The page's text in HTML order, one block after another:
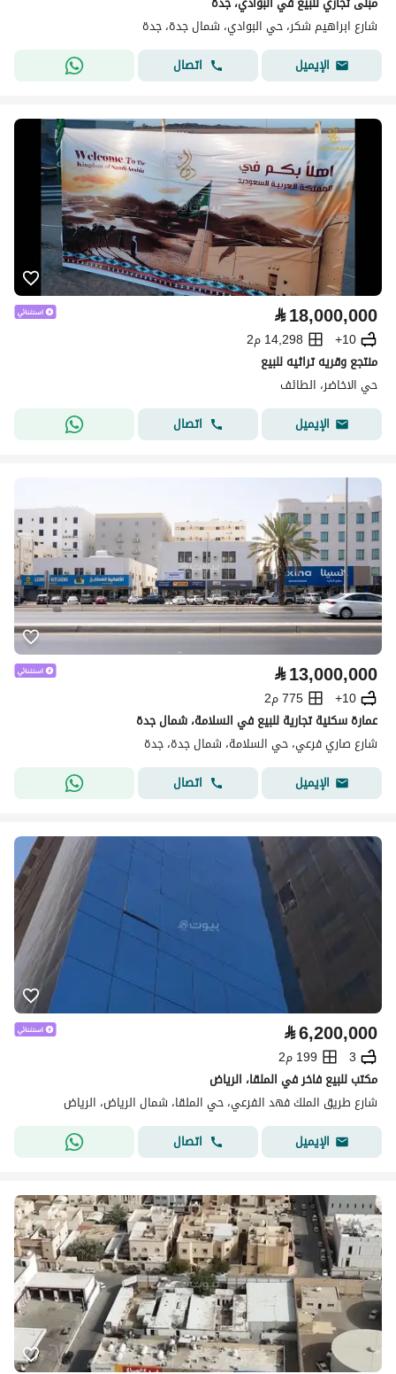
شارع ابراهيم شكر، حي البوادي، شمال جدة، جدة
الإيميل
اتصال
⃁18,000,000
10+
14,298 م2
منتجع وقريه تراثيه للبيع
حي الاخاضر، الطائف
الإيميل
اتصال
⃁13,000,000
10+
775 م2
عمارة سكنية تجارية للبيع في السلامة، شمال جدة
شارع صاري فرعي، حي السلامة، شمال جدة، جدة
الإيميل
اتصال
⃁6,200,000
3
199 م2
مكتب للبيع فاخر في الملقا، الرياض
شارع طريق الملك فهد الفرعي، حي الملقا، شمال الرياض، الرياض
الإيميل
اتصال